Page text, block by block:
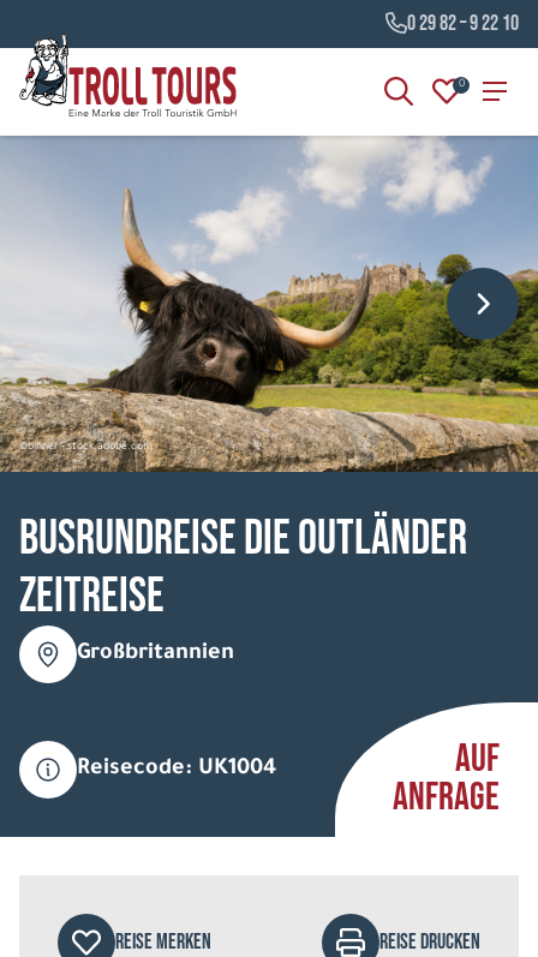
0 29 82 – 9 22 10
0
©binner - stock.adobe.com
Busrundreise Die Outländer
Zeitreise
Großbritannien
Reisecode: UK1004
AUF
ANFRAGE
REISE MERKEN REISE DRUCKEN